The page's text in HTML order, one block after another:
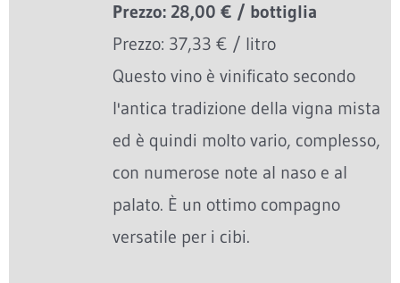
Prezzo: 28,00 € / bottiglia
Prezzo: 37,33 € / litro
Questo vino è vinificato secondo
l'antica tradizione della vigna mista
ed è quindi molto vario, complesso,
con numerose note al naso e al
palato. È un ottimo compagno
versatile per i cibi.